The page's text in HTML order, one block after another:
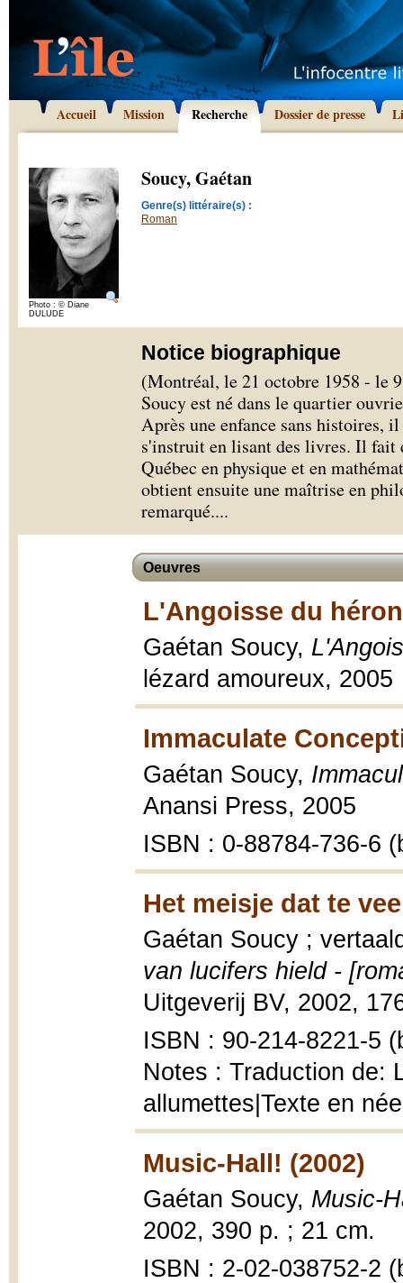
Accueil Mission Recherche Dossier de presse
Photo : © Diane
DULUDE
Soucy, Gaétan
Genre(s) littéraire(s) :
Roman
Notice biographique
(Montréal, le 21 octobre 1958 - le
Soucy est né dans le quartier
Après une enfance sans histoires,
s'instruit en lisant des livres. Il fait
Québec en physique et en
obtient ensuite une maîtrise en
remarqué....
Oeuvres
L'Angoisse du
Gaétan Soucy,
lézard amoureux, 2005
Immaculate
Gaétan Soucy,
Anansi Press, 2005
ISBN : 0-88784-736-6
Het meisje dat te
Gaétan Soucy ;
van lucifers hield -
Uitgeverij BV, 2002,
ISBN : 90-214-8221-5
Notes : Traduction de:
allumettes|Texte en
Music-Hall! (2002)
Gaétan Soucy, Music-
2002, 390 p. ; 21 cm.
ISBN : 2-02-038752-2